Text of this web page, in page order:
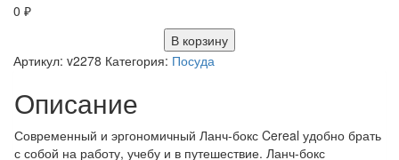
0 ₽
В корзину
Артикул: v2278 Категория: Посуда
Описание
Современный и эргономичный Ланч-бокс Cereal удобно брать
с собой на работу, учебу и в путешествие. Ланч-бокс